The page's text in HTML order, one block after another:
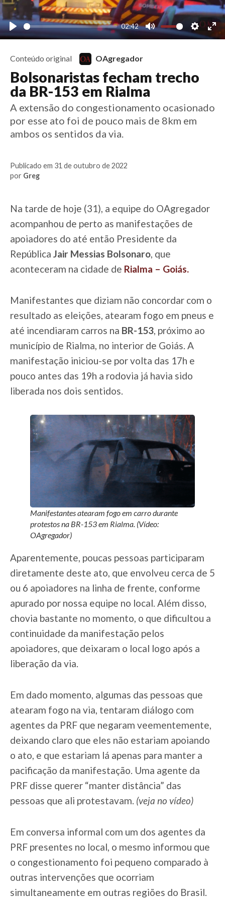
Play
02:42
Mute Settings
Conteúdo original OAgregador
Bolsonaristas fecham trecho
da BR-153 em Rialma
A extensão do congestionamento ocasionado
por esse ato foi de pouco mais de 8km em
ambos os sentidos da via.
Publicado em 31 de outubro de 2022
por Greg
Na tarde de hoje (31), a equipe do OAgregador
acompanhou de perto as manifestações de
apoiadores do até então Presidente da
República Jair Messias Bolsonaro, que
aconteceram na cidade de Rialma – Goiás.
Manifestantes que diziam não concordar com o
resultado as eleições, atearam fogo em pneus e
até incendiaram carros na BR-153, próximo ao
município de Rialma, no interior de Goiás. A
manifestação iniciou-se por volta das 17h e
pouco antes das 19h a rodovia já havia sido
liberada nos dois sentidos.
Manifestantes atearam fogo em carro durante
protestos na BR-153 em Rialma. (Vídeo:
OAgregador)
Aparentemente, poucas pessoas participaram
diretamente deste ato, que envolveu cerca de 5
ou 6 apoiadores na linha de frente, conforme
apurado por nossa equipe no local. Além disso,
chovia bastante no momento, o que dificultou a
continuidade da manifestação pelos
apoiadores, que deixaram o local logo após a
liberação da via.
Em dado momento, algumas das pessoas que
atearam fogo na via, tentaram diálogo com
agentes da PRF que negaram veementemente,
deixando claro que eles não estariam apoiando
o ato, e que estariam lá apenas para manter a
pacificação da manifestação. Uma agente da
PRF disse querer “manter distância” das
pessoas que ali protestavam. (veja no vídeo)
Em conversa informal com um dos agentes da
PRF presentes no local, o mesmo informou que
o congestionamento foi pequeno comparado à
outras intervenções que ocorriam
simultaneamente em outras regiões do Brasil.